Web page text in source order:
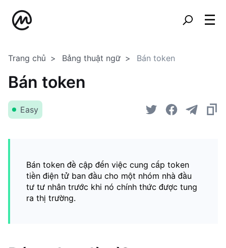
Trang chủ Bảng thuật ngữ Bán token
Bán token
Easy
Bán token đề cập đến việc cung cấp token
tiền điện tử ban đầu cho một nhóm nhà đầu
tư tư nhân trước khi nó chính thức được tung
ra thị trường.